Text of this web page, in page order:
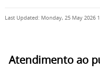
Last Updated: Monday, 25 May 2026
Atendimento ao